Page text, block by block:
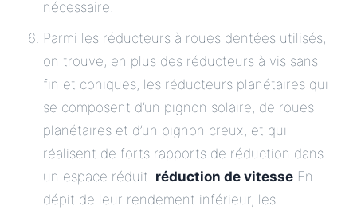
nécessaire.
Parmi les réducteurs à roues dentées utilisés,
on trouve, en plus des réducteurs à vis sans
fin et coniques, les réducteurs planétaires qui
se composent d’un pignon solaire, de roues
planétaires et d’un pignon creux, et qui
réalisent de forts rapports de réduction dans
un espace réduit. réduction de vitesse En
dépit de leur rendement inférieur, les